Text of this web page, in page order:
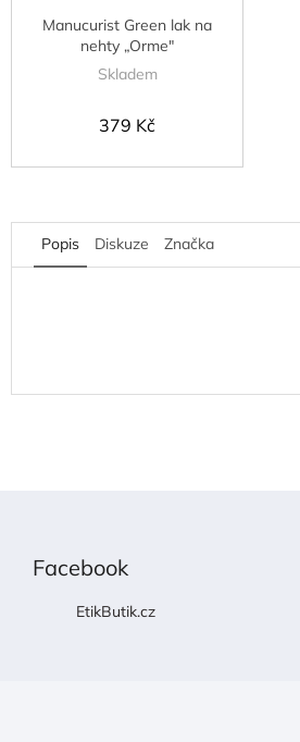
Manucurist Green lak na
nehty „Orme"
Skladem
379 Kč
Popis Diskuze Značka
Facebook
EtikButik.cz